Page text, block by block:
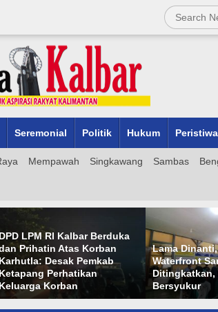
Seremonial Politik Hukum Peristiwa
Mempawah Singkawang Sambas
Dinanti, Jalan
Waterfront Sambas
Ditingkatkan, Masyarakat
Bersyukur
NCW DPW
Dugaan
Adat
Kartanegara
Samarinda